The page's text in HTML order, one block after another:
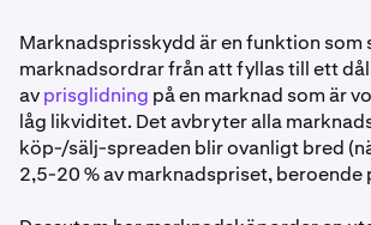
Marknadsprisskydd är en funktion som
marknadsordrar från att fyllas till ett
avprisglidning på en marknad som är
låg likviditet. Det avbryter alla
köp-/sälj-spreaden blir ovanligt bred
2,5-20 % av marknadspriset, beroende